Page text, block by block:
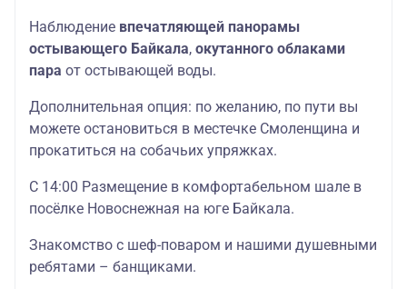
Наблюдение впечатляющей панорамы
остывающего Байкала, окутанного облаками
пара от остывающей воды.
Дополнительная опция: по желанию, по пути вы
можете остановиться в местечке Смоленщина и
прокатиться на собачьих упряжках.
С 14:00 Размещение в комфортабельном шале в
посёлке Новоснежная на юге Байкала.
Знакомство с шеф-поваром и нашими душевными
ребятами – банщиками.